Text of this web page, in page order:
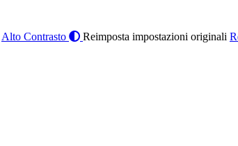
Alto Contrasto Reimposta impostazioni originali